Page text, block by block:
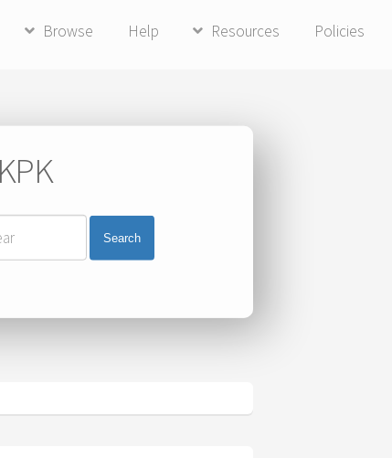
Browse Help Resources Policies
Search